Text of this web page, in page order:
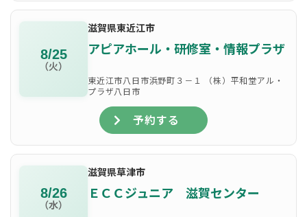
8/25
（火）
滋賀県東近江市
アピアホール・研修室・情報プラザ
東近江市八日市浜野町３－１ （株）平和堂アル・
プラザ八日市
予約する
8/26
（水）
滋賀県草津市
ＥＣＣジュニア 滋賀センター